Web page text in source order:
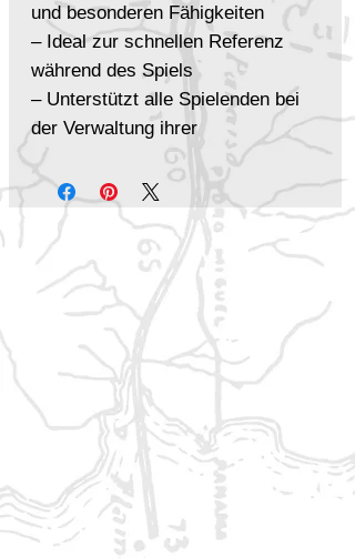
und besonderen Fähigkeiten
– Ideal zur schnellen Referenz
während des Spiels
– Unterstützt alle Spielenden bei
der Verwaltung ihrer
Charakterdaten
Für wen es geeignet ist
– Spielende, die Lex Arcana
effizient und strukturiert spielen
möchten
– Gruppen, die mehr Tempo und
Klarheit am Spieltisch wünschen
– Alle, die sich auf das Spiel
konzentrieren wollen, statt im
Buch zu blättern
Ein unverzichtbares Hilfsmittel,
um sich ganz auf die Abenteuer